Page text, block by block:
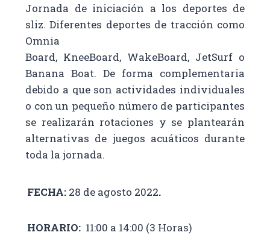
Jornada de iniciación a los deportes de
sliz. Diferentes deportes de tracción como
Omnia
Board, KneeBoard, WakeBoard, JetSurf o
Banana Boat. De forma complementaria
debido a que son actividades individuales
o con un pequeño número de participantes
se realizarán rotaciones y se plantearán
alternativas de juegos acuáticos durante
toda la jornada.
FECHA: 28 de agosto 2022.
HORARIO: 11:00 a 14:00 (3 Horas)